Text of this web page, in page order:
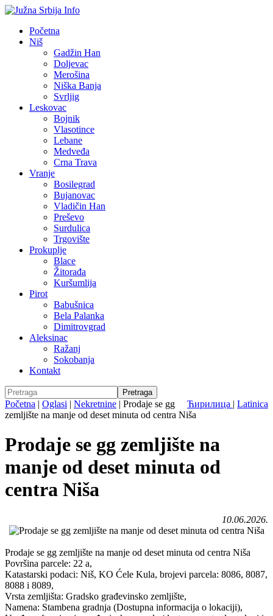
Početna
Niš
Gadžin Han
Doljevac
Merošina
Niška Banja
Svrljig
Leskovac
Bojnik
Vlasotince
Lebane
Medveđa
Crna Trava
Vranje
Bosilegrad
Bujanovac
Vladičin Han
Preševo
Surdulica
Trgovište
Prokuplje
Blace
Žitorađa
Kuršumlija
Pirot
Babušnica
Bela Palanka
Dimitrovgrad
Aleksinac
Ražanj
Sokobanja
Kontakt
Ћирилица | Latinica
Početna | Oglasi | Nekretnine | Prodaje se gg
zemljište na manje od deset minuta od centra Niša
Prodaje se gg zemljište na
manje od deset minuta od
centra Niša
10.06.2026.
Prodaje se gg zemljište na manje od deset minuta od centra Niša
Površina parcele: 22 a,
Katastarski podaci: Niš, KO Ćele Kula, brojevi parcela: 8086, 8087,
8088 i 8089,
Vrsta zemljišta: Gradsko građevinsko zemljište,
Namena: Stambena gradnja (Dostupna informacija o lokaciji),